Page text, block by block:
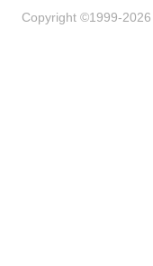
Copyright ©1999-